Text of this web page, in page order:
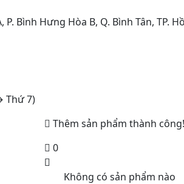
Bình Hưng Hòa B, Q. Bình Tân, TP.
Thứ 7)
Thêm sản phẩm thành công!
0
Không có sản phẩm nào